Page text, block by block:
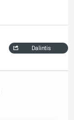
Dalintis